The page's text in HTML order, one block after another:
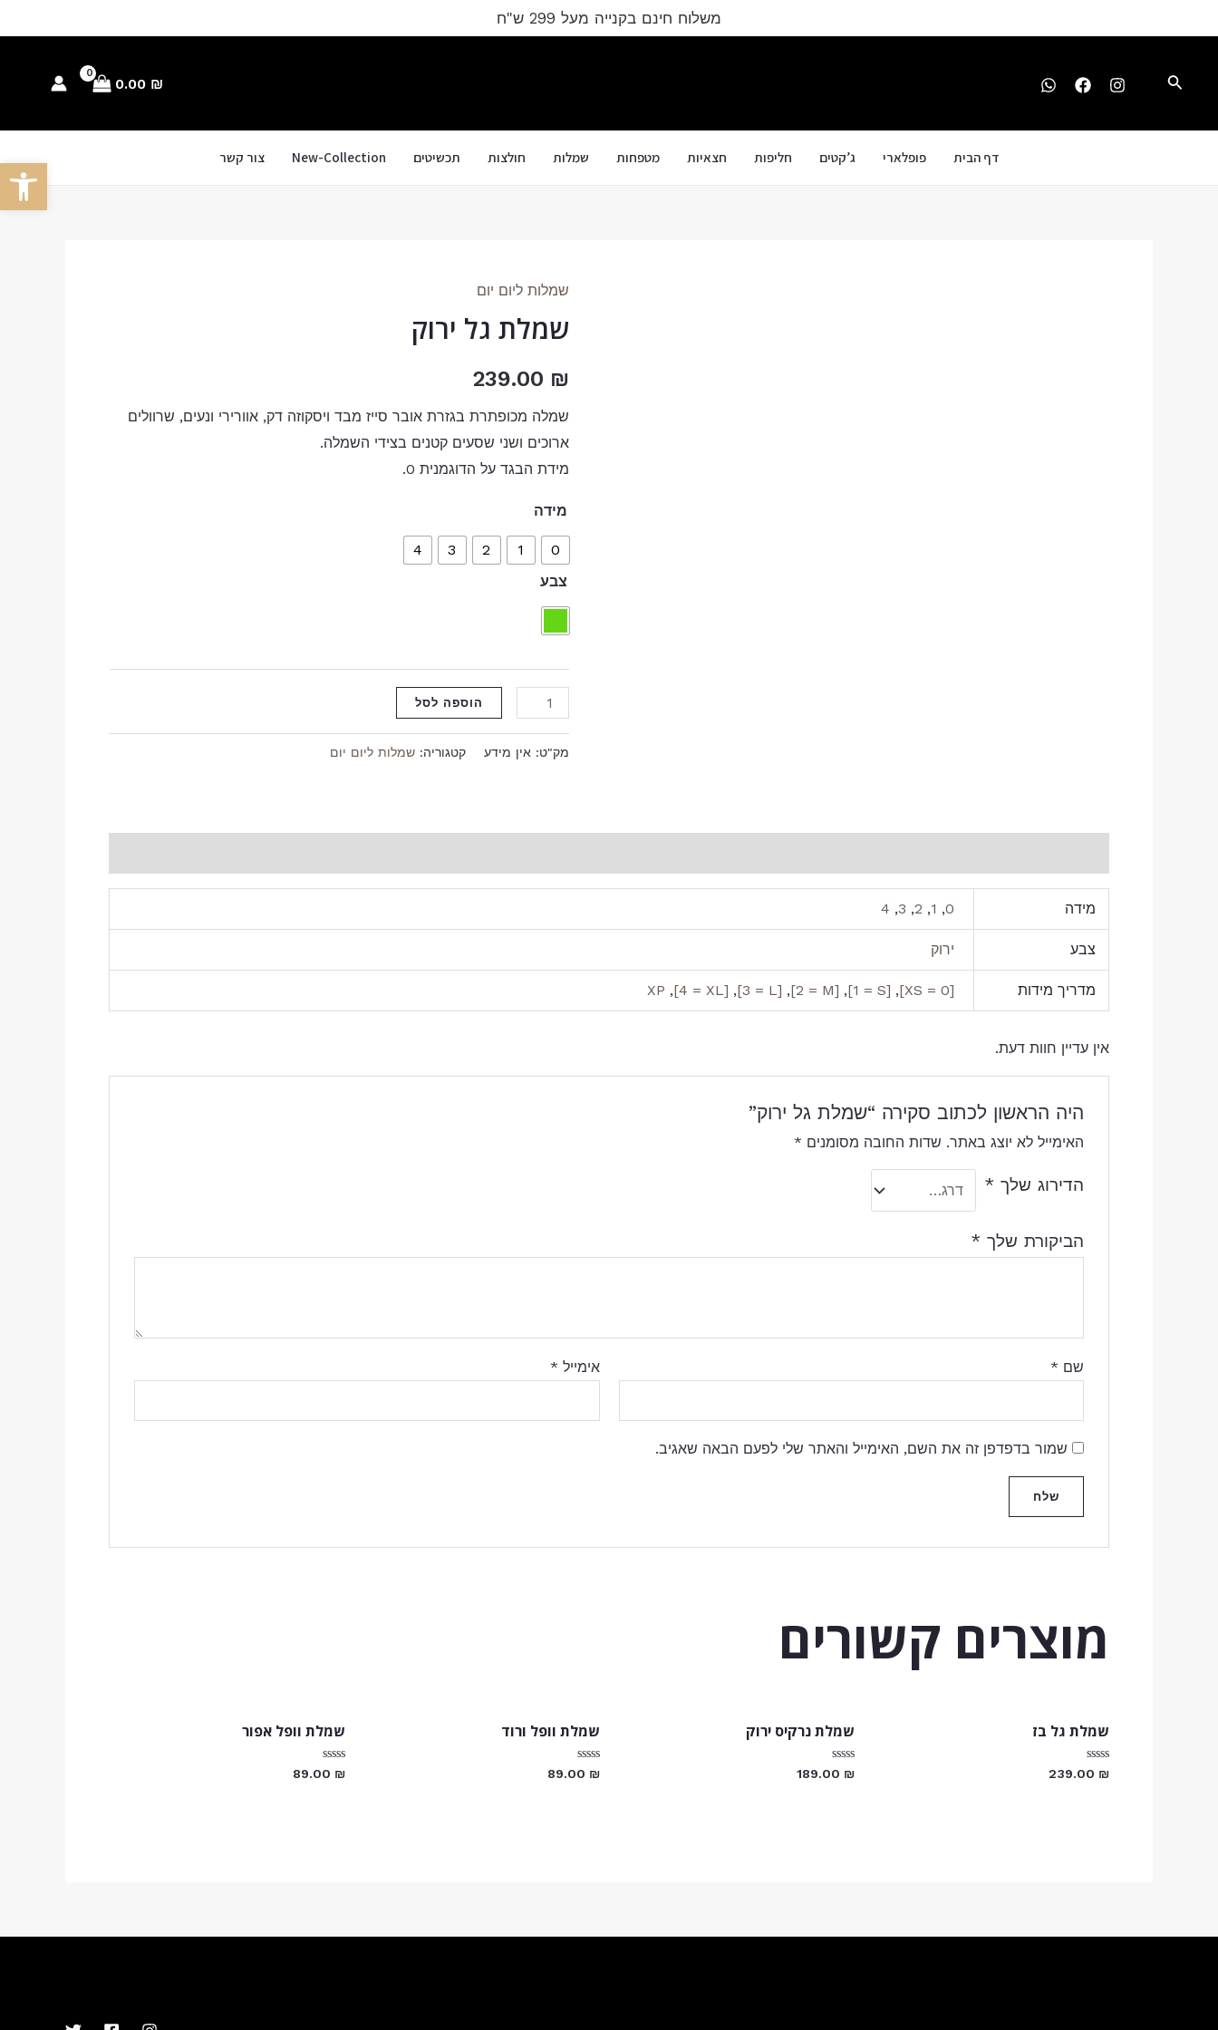
לתוכן
משלוח חינם בקנייה מעל 299 ש"ח
חיפוש 0.00 ₪
דף הבית פופלארי ג’קטים חליפות חצאיות מטפחות שמלות חולצות תכשיטים New-Collection צור קשר
שמלות ליום יום
שמלת גל ירוק
239.00 ₪
שמלה מכופתרת בגזרת אובר סייז מבד ויסקוזה דק, אוורירי ונעים, שרוולים
ארוכים ושני שסעים קטנים בצידי השמלה.
מידת הבגד על הדוגמנית 0.
מידה
0
1
2
3
4
צבע
כמות
של
גל
הוספה לסל
מק"ט: אין מידע קטגוריה:שמלות ליום יום
מידה 0
,
1
,
2
,
3
,
4
צבע ירוק
מדריך מידות [0 = XS]
,
[1 = S]
,
[2 = M]
,
[3 = L]
,
[4 = XL]
,
XP
אין עדיין חוות דעת.
היה הראשון לכתוב סקירה “שמלת גל ירוק”
האימייל לא יוצג באתר. שדות החובה מסומנים *
הדירוג שלך *
הביקורת שלך *
שם * אימייל *
שמור בדפדפן זה את השם, האימייל והאתר שלי לפעם הבאה שאגיב.
מוצרים קשורים
שמלת גל בז
דורג239.00 ₪
שמלת נרקיס ירוק
דורג189.00 ₪
שמלת וופל ורוד
דורג89.00 ₪
שמלת וופל אפור
דורג89.00 ₪
פתח